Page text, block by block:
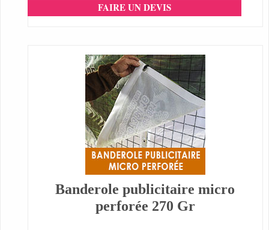
FAIRE UN DEVIS
Banderole publicitaire micro
perforée 270 Gr